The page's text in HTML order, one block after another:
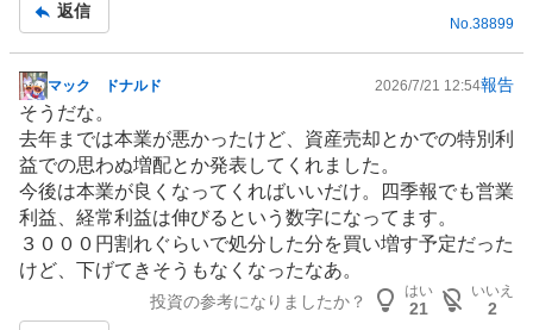
事
返信
No. 38899
掲
示
板
記
事
マック ドナルド 2026/7/21 12:54報告
そうだな。
去年までは本業が悪かったけど、資産売却とかでの特別利
益での思わぬ増配とか発表してくれました。
今後は本業が良くなってくればいいだけ。四季報でも営業
利益、経常利益は伸びるという数字になってます。
３０００円割れぐらいで処分した分を買い増す予定だった
けど、下げてきそうもなくなったなあ。
投資の参考になりましたか？
はい
21
いいえ
2